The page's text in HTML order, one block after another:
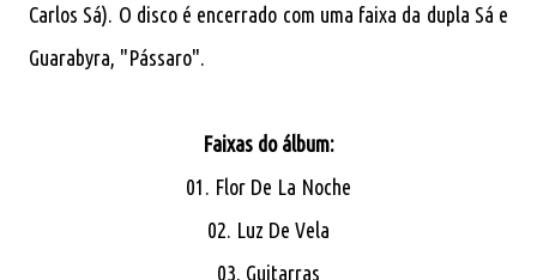
Carlos Sá). O disco é encerrado com uma faixa da dupla Sá e
Guarabyra, "Pássaro".
Faixas do álbum:
01. Flor De La Noche
02. Luz De Vela
03. Guitarras